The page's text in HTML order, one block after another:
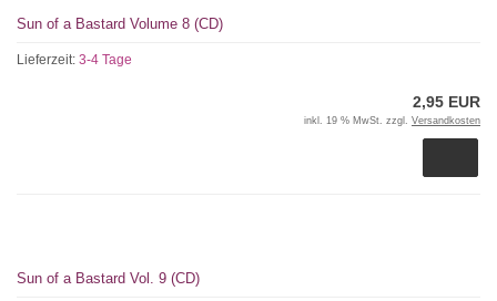
Sun of a Bastard Volume 8 (CD)
Lieferzeit: 3-4 Tage
2,95 EUR
inkl. 19 % MwSt. zzgl. Versandkosten
Sun of a Bastard Vol. 9 (CD)